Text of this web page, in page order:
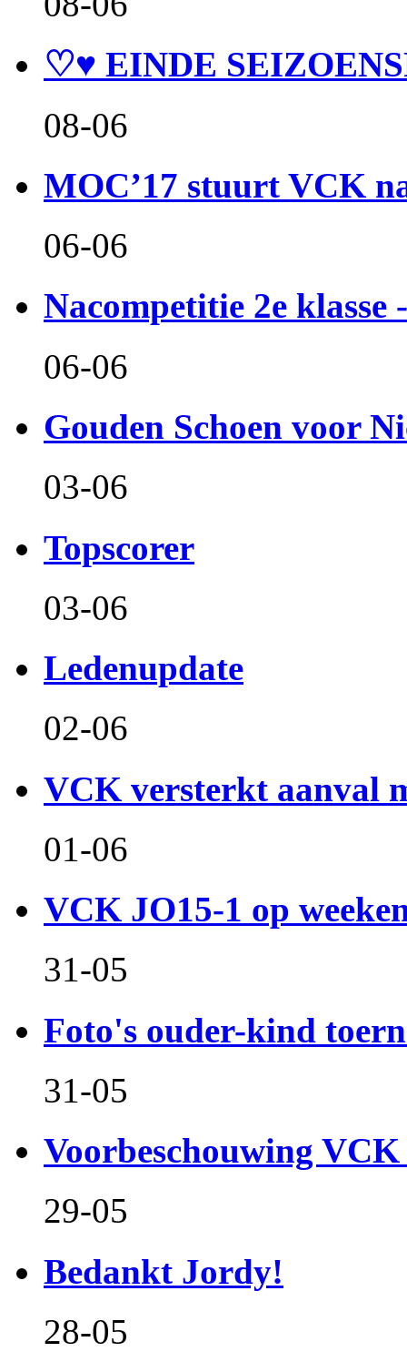
♡♥ EINDE
08-06
MOC’17 stuurt VCK
06-06
Nacompetitie 2e klasse
06-06
Gouden Schoen voor
03-06
Topscorer
03-06
Ledenupdate
02-06
VCK versterkt aanval
01-06
VCK JO15-1 op
31-05
Foto's ouder-kind
31-05
Voorbeschouwing VCK
29-05
Bedankt Jordy!
28-05